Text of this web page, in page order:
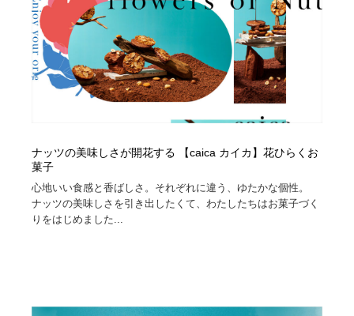
ナッツの美味しさが開花する 【caica カイカ】花ひらくお
菓子
心地いい食感と香ばしさ。それぞれに違う、ゆたかな個性。
ナッツの美味しさを引き出したくて、わたしたちはお菓子づく
りをはじめました...